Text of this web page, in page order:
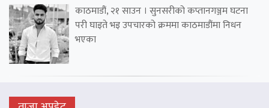
काठमाडौं, २१ साउन । सुनसरीको कप्तानगञ्जम घटना
परी घाइते भइ उपचारको क्रममा काठमाडौंमा निधन
भएका